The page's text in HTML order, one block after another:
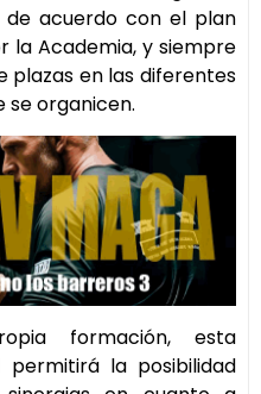
de acuerdo con el plan
la Academia, y siempre
plazas en las diferentes
se organicen.
formación, esta
permitirá la posibilidad